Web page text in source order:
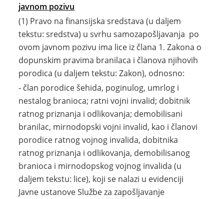
javnom pozivu
(1) Pravo na finansijska sredstava (u daljem
tekstu: sredstva) u svrhu samozapošljavanja po
ovom javnom pozivu ima lice iz člana 1. Zakona o
dopunskim pravima branilaca i članova njihovih
porodica (u daljem tekstu: Zakon), odnosno:
- član porodice šehida, poginulog, umrlog i
nestalog branioca; ratni vojni invalid; dobitnik
ratnog priznanja i odlikovanja; demobilisani
branilac, mirnodopski vojni invalid, kao i članovi
porodice ratnog vojnog invalida, dobitnika
ratnog priznanja i odlikovanja, demobilisanog
branioca i mirnodopskog vojnog invalida (u
daljem tekstu: lice), koji se nalazi u evidenciji
Javne ustanove Službe za zapošljavanje